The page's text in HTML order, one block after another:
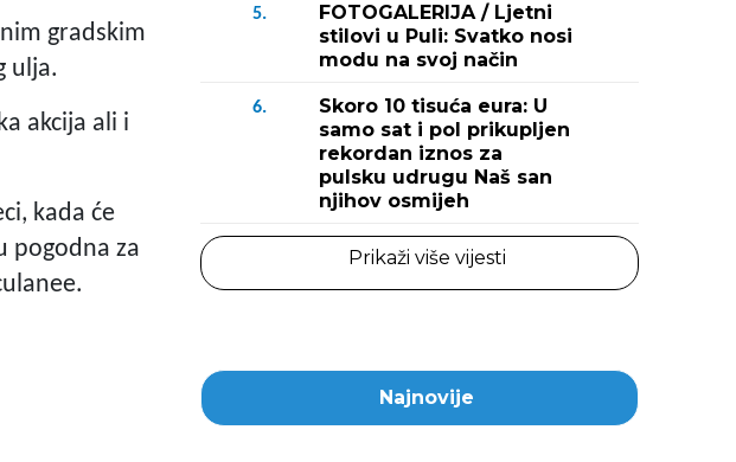
gradskim
ulja.
akcija ali i
kada će
pogodna za
5.
FOTOGALERIJA / Ljetni
stilovi u Puli: Svatko nosi
modu na svoj način
6.
Skoro 10 tisuća eura: U
samo sat i pol prikupljen
rekordan iznos za
pulsku udrugu Naš san
njihov osmijeh
Prikaži više vijesti
Najnovije